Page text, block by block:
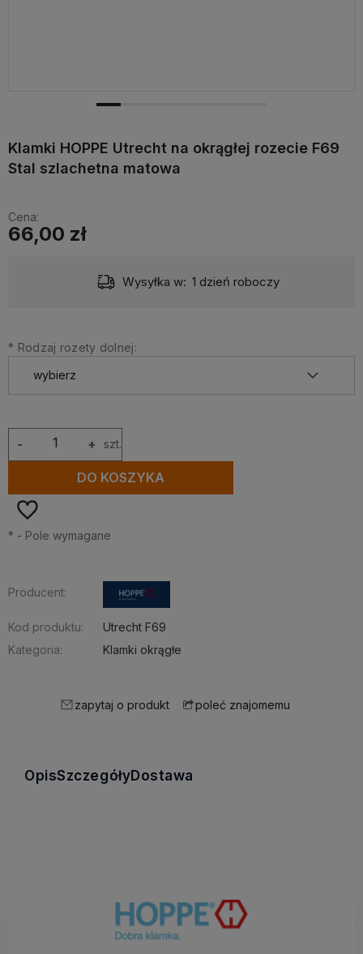
Klamki HOPPE Utrecht na okrągłej rozecie F69
Stal szlachetna matowa
Cena:
66,00 zł
Wysyłka w: 1 dzień roboczy
* Rodzaj rozety dolnej:
+
- szt.
DO KOSZYKA
* - Pole wymagane
Producent:
Kod produktu:
Utrecht F69
Kategoria:
Klamki okrągłe
zapytaj o produkt poleć znajomemu
OpisSzczegółyDostawa